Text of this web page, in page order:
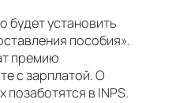
будет установить
пособия».
премию
с зарплатой. О
позаботятся в INPS.